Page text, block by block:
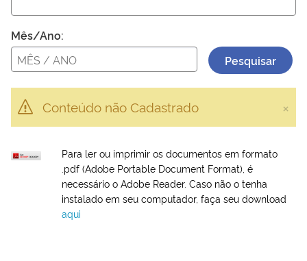
Contato
Mês/Ano:
Pesquisar
Conteúdo não Cadastrado ×
Para ler ou imprimir os documentos em formato
.pdf (Adobe Portable Document Format), é
necessário o Adobe Reader. Caso não o tenha
instalado em seu computador, faça seu download
aqui